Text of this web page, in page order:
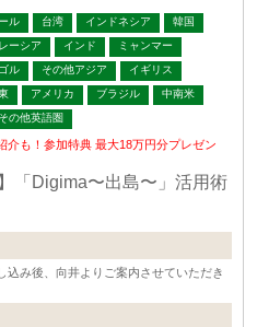
ル 台湾 インドネシア
韓国
ーシア インド
ミャンマー
ル その他アジア
イギリス
アメリカ ブラジル
中南米
その他英語圏
介も！参加特典 最大18万円分プレゼン
「Digima〜出島〜」活用術
み後、向井よりご案内させていただき